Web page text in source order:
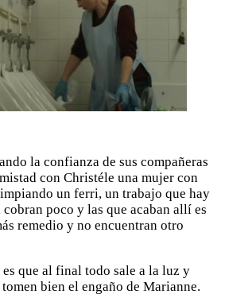
la confianza de sus compañeras
con Christéle una mujer con
un ferri, un trabajo que hay
poco y las que acaban allí es
remedio y no encuentran otro
que al final todo sale a la luz y
bien el engaño de Marianne.